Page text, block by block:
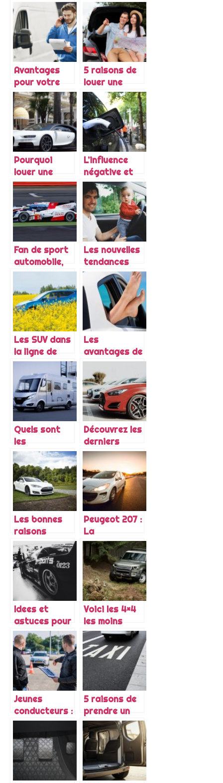
pour un
voyage
d’une voiture
pour vos
vacances en
Guadeloupe
Avantages
pour votre
entreprise
d’un véhicule
utilitaire
5 raisons de
louer une
voiture a La
Reunion
Pourquoi
louer une
voiture de
luxe ?
L’influence
négative et
nocive des
voitures dans
la société
Fan de sport
automobile,
comment
parvenir à
courir dans
une
compétition
moins cher ?
Les nouvelles
tendances
des voitures
familiales
Les SUV dans
la ligne de
mire des
gouvernements
Les
avantages de
la location de
voiture en
Martinique
Quels sont
les
avantages a
connaitre du
camping car
?
Découvrez les
derniers
modèles de
chez Hyundai
Les bonnes
raisons
d’acheter une
voiture
d’occasion
Peugeot 207 :
La
robustesse
du moteur
1.4L HDI
Idees et
astuces pour
personnaliser
sa voiture
Voici les 4×4
les moins
chers que
vous pouvez
acheter
Jeunes
conducteurs :
comment
conduire la
première fois
sur une
autoroute ?
5 raisons de
prendre un
taxi vers ou
depuis
l’aeroport de
Lille-Lesquin